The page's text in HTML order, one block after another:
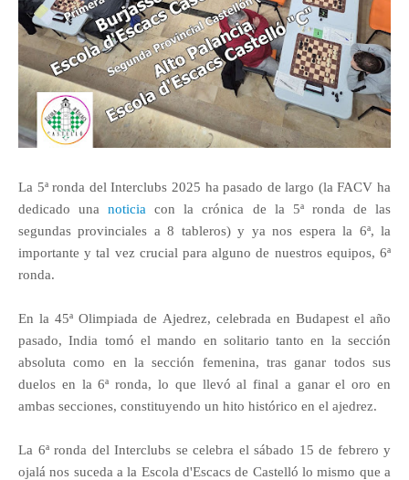
La 5ª ronda del Interclubs 2025 ha pasado de largo (la FACV ha
dedicado unanoticia con la crónica de la 5ª ronda de las
segundas provinciales a 8 tableros) y ya nos espera la 6ª, la
importante y tal vez crucial para alguno de nuestros equipos, 6ª
ronda.
En la 45ª Olimpiada de Ajedrez, celebrada en Budapest el año
pasado, India tomó el mando en solitario tanto en la sección
absoluta como en la sección femenina, tras ganar todos sus
duelos en la 6ª ronda, lo que llevó al final a ganar el oro en
ambas secciones, constituyendo un hito histórico en el ajedrez.
La 6ª ronda del Interclubs se celebra el sábado 15 de febrero y
ojalá nos suceda a la Escola d'Escacs de Castelló lo mismo que a